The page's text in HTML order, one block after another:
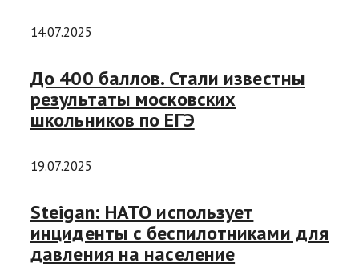
14.07.2025
До 400 баллов. Стали известны
результаты московских
школьников по ЕГЭ
19.07.2025
Steigan: НАТО использует
инциденты с беспилотниками для
давления на население